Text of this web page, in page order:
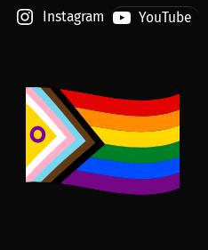
Instagram YouTube